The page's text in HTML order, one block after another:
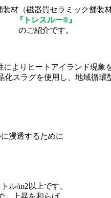
装材（磁器質セラミック舗装材
『トレスルー®』
のご紹介です。
よりヒートアイランド現
スラグを使用し、地域循環
浸透するために
ル/m2以上です。
上昇を和らげ、